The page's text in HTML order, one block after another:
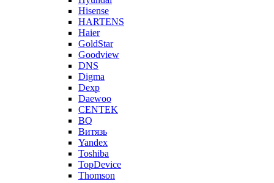
Hisense
HARTENS
Haier
GoldStar
Goodview
DNS
Digma
Dexp
Daewoo
CENTEK
BQ
Витязь
Yandex
Toshiba
TopDevice
Thomson